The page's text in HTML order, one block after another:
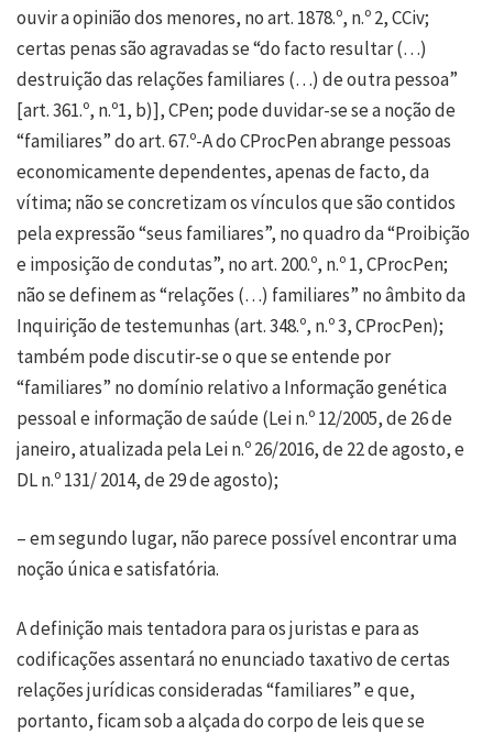
ouvir a opinião dos menores, no art. 1878.º, n.º 2, CCiv;
certas penas são agravadas se “do facto resultar (…)
destruição das relações familiares (…) de outra pessoa”
[art. 361.º, n.º1, b)], CPen; pode duvidar-se se a noção de
“familiares” do art. 67.º-A do CProcPen abrange pessoas
economicamente dependentes, apenas de facto, da
vítima; não se concretizam os vínculos que são contidos
pela expressão “seus familiares”, no quadro da “Proibição
e imposição de condutas”, no art. 200.º, n.º 1, CProcPen;
não se definem as “relações (…) familiares” no âmbito da
Inquirição de testemunhas (art. 348.º, n.º 3, CProcPen);
também pode discutir-se o que se entende por
“familiares” no domínio relativo a Informação genética
pessoal e informação de saúde (Lei n.º 12/2005, de 26 de
janeiro, atualizada pela Lei n.º 26/2016, de 22 de agosto, e
DL n.º 131/ 2014, de 29 de agosto);
– em segundo lugar, não parece possível encontrar uma
noção única e satisfatória.
A definição mais tentadora para os juristas e para as
codificações assentará no enunciado taxativo de certas
relações jurídicas consideradas “familiares” e que,
portanto, ficam sob a alçada do corpo de leis que se